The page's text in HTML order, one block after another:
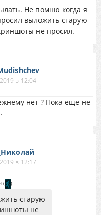
Не помню когда я
выложить старую
не просил.
в 12:04
нет ? Пока ещё не
в 12:17
( )
старую
не